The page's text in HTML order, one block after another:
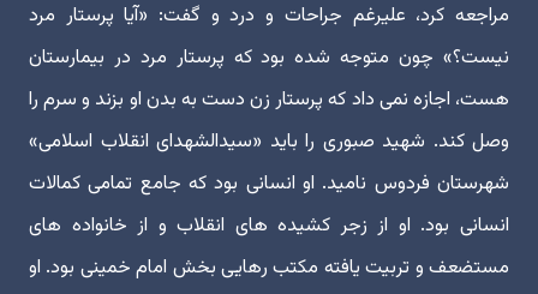
مراجعه کرد، علیرغم جراحات و درد و گفت: «آیا پرستار مرد
نیست؟» چون متوجه شده بود که پرستار مرد در بیمارستان
هست، اجازه نمی داد که پرستار زن دست به بدن او بزند و سرم را
وصل کند. شهید صبوری را باید «سیدالشهدای انقلاب اسلامی»
شهرستان فردوس نامید. او انسانی بود که جامع تمامی کمالات
انسانی بود. او از زجر کشیده های انقلاب و از خانواده های
مستضعف و تربیت یافته مکتب رهایی بخش امام خمینی بود. او